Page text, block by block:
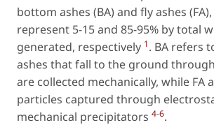
bottom ashes (BA) and fly ashes
represent 5-15 and 85-95% by total
generated, respectively 1. BA refers
ashes that fall to the ground
are collected mechanically, while FA
particles captured through
mechanical precipitators 4-6.